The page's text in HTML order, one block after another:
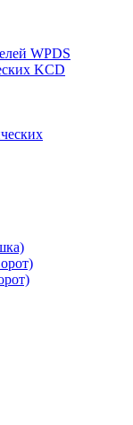
WPDS
KCD